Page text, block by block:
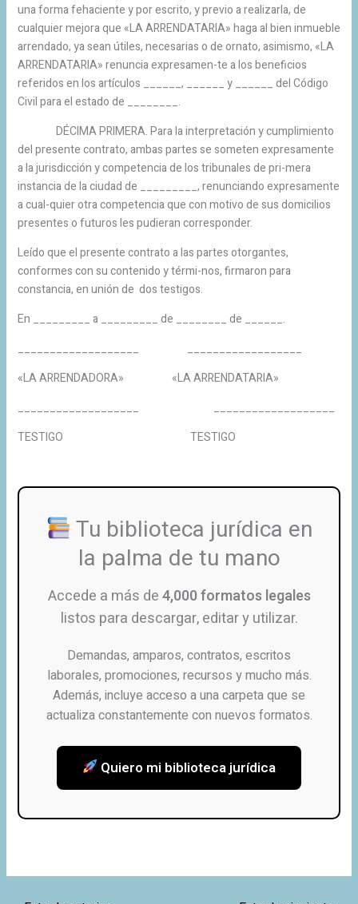
una forma fehaciente y por escrito, y previo a realizarla, de
cualquier mejora que «LA ARRENDATARIA» haga al bien inmueble
arrendado, ya sean útiles, necesarias o de ornato, asimismo, «LA
ARRENDATARIA» renuncia expresamen-te a los beneficios
referidos en los artículos ______, ______ y ______ del Código
Civil para el estado de ________.
DÉCIMA PRIMERA. Para la interpretación y cumplimiento
del presente contrato, ambas partes se someten expresamente
a la jurisdicción y competencia de los tribunales de pri-mera
instancia de la ciudad de _________, renunciando expresamente
a cual-quier otra competencia que con motivo de sus domicilios
presentes o futuros les pudieran corresponder.
Leído que el presente contrato a las partes otorgantes,
conformes con su contenido y térmi-nos, firmaron para
constancia, en unión de dos testigos.
En _________ a _________ de ________ de ______.
___________________ __________________
«LA ARRENDADORA» «LA ARRENDATARIA»
___________________ ___________________
TESTIGO TESTIGO
Tu biblioteca jurídica en
la palma de tu mano
Accede a más de4,000 formatos legales
listos para descargar, editar y utilizar.
Demandas, amparos, contratos, escritos
laborales, promociones, recursos y mucho más.
Además, incluye acceso a una carpeta que se
actualiza constantemente con nuevos formatos.
Quiero mi biblioteca jurídica